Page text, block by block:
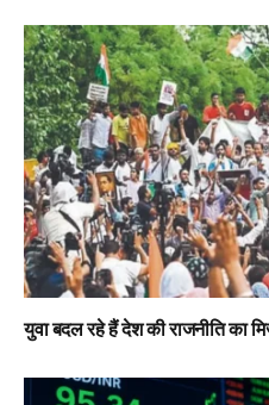
युवा बदल रहे हैं देश की राजनीति का